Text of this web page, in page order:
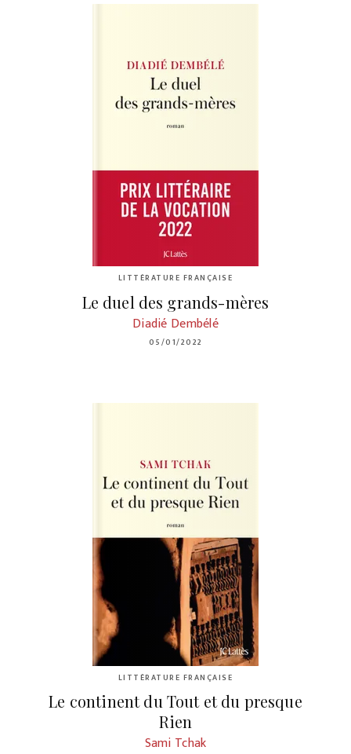
LITTÉRATURE FRANÇAISE
Le duel des grands-mères
Diadié Dembélé
05/01/2022
LITTÉRATURE FRANÇAISE
Le continent du Tout et du presque
Rien
Sami Tchak